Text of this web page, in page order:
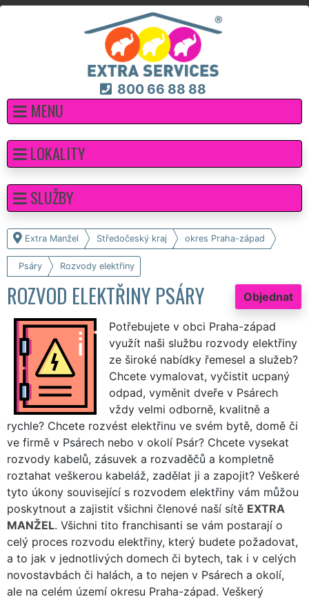
800 66 88 88
MENU
Extra Manžel Středočeský kraj okres Praha-západ
Psáry Rozvody elektřiny
Objednat
ROZVOD ELEKTŘINY PSÁRY
Potřebujete v obci Praha-západ
využít naši službu rozvody elektřiny
ze široké nabídky řemesel a služeb?
Chcete vymalovat, vyčistit ucpaný
odpad, vyměnit dveře v Psárech
vždy velmi odborně, kvalitně a
rychle? Chcete rozvést elektřinu ve svém bytě, domě či
ve firmě v Psárech nebo v okolí Psár? Chcete vysekat
rozvody kabelů, zásuvek a rozvaděčů a kompletně
roztahat veškerou kabeláž, zadělat ji a zapojit? Veškeré
tyto úkony související s rozvodem elektřiny vám můžou
poskytnout a zajistit všichni členové naší sítě EXTRA
MANŽEL. Všichni tito franchisanti se vám postarají o
celý proces rozvodu elektřiny, který budete požadovat,
a to jak v jednotlivých domech či bytech, tak i v celých
novostavbách či halách, a to nejen v Psárech a okolí,
ale na celém území okresu Praha-západ. Veškerý
LOKALITY
SLUŽBY